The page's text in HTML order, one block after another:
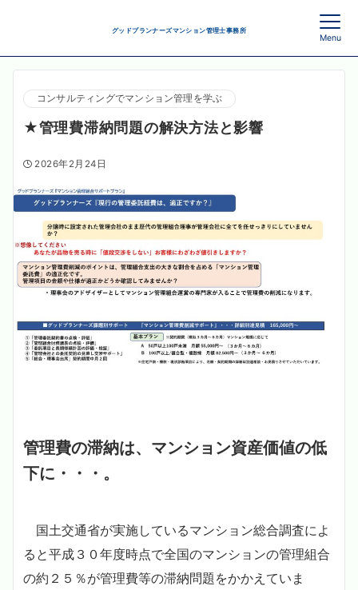
グッドプランナーズマンション管理士事務所
Menu
コンサルティングでマンション管理を学ぶ
★管理費滞納問題の解決方法と影響
2026年2月24日
管理費の滞納は、マンション資産価値の低
下に・・・。
国土交通省が実施しているマンション総合調査によ
ると平成３０年度時点で全国のマンションの管理組合
の約２５％が管理費等の滞納問題をかかえていま